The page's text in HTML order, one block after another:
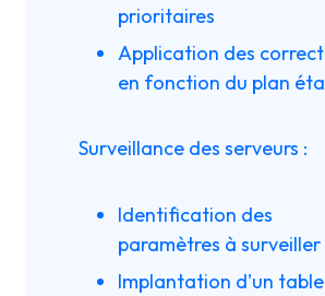
prioritaires
Application des
en fonction du plan
Surveillance des serveurs :
Identification des
paramètres à surveiller
Implantation d'un